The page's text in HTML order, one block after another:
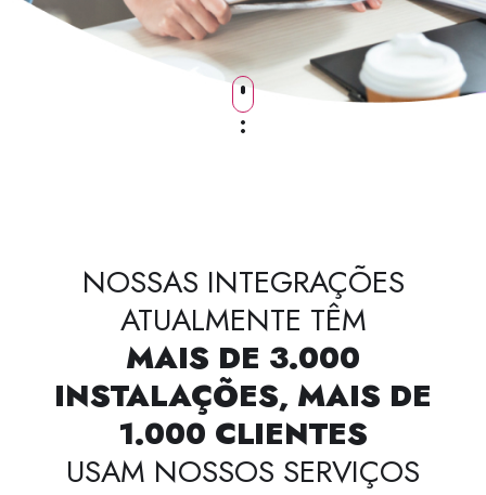
NOSSAS INTEGRAÇÕES
ATUALMENTE TÊM
MAIS DE 3.000
INSTALAÇÕES, MAIS DE
1.000 CLIENTES
USAM NOSSOS SERVIÇOS